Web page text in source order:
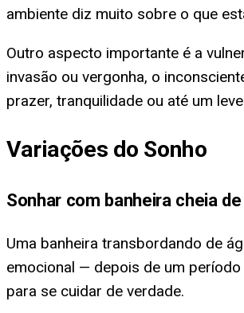
ambiente diz muito sobre o que
Outro aspecto importante é a
invasão ou vergonha, o
prazer, tranquilidade ou até um
Variações do Sonho
Sonhar com banheira cheia
Uma banheira transbordando de
emocional — depois de um
para se cuidar de verdade.